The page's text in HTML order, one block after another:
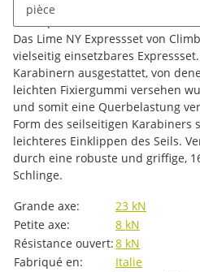
pièce
Description
Das Lime NY Expressset von
vielseitig einsetzbares
Karabinern ausgestattet, von
leichten Fixiergummi versehen
und somit eine Querbelastung
Form des seilseitigen Karabiners
leichteres Einklippen des Seils.
durch eine robuste und griffige,
Schlinge.
#productDetails.itemInformation#
#productDetails.itemValue#
Grande axe:
23 kN
Petite axe:
8 kN
Résistance ouvert:8 kN
Fabriqué en:
Italie